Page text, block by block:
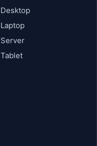
Desktop
Laptop
Server
Tablet